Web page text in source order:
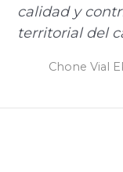
calidad y
territorial del
Chone Vial